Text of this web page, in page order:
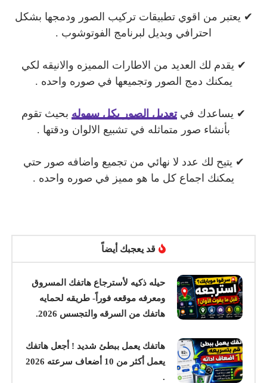
✔ يعتبر من اقوي تطبيقات تركيب الصور ودمجها بشكل
احترافي وبديل لبرنامج الفوتوشوب .
✔ يقدم لك العديد من الاطارات المميزه والانيقه لكي
يمكنك دمج الصور وتجميعها في صوره واحده .
✔ يساعدك فيتعديل الصور بكل سهوله بحيث تقوم
بأنشاء صور متماثله في تشبيع الالوان ودقتها .
✔ يتيح لك عدد لا نهائي من تجميع واضافه صور حتي
يمكنك اجماع كل ما هو مميز في صوره واحده .
قد يعجبك أيضاً
حيله ذكيه لأسترجاع هاتفك المسروق
ومعرفه موقعه فوراً- طريقه لحمايه
هاتفك من السرقه والتجسس 2026.
هاتفك يعمل ببطئ شديد ! أجعل هاتفك
يعمل أكثر من 10 أضعاف سرعته 2026
.